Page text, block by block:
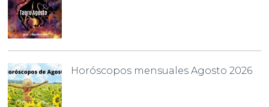
Horóscopos mensuales Agosto 2026